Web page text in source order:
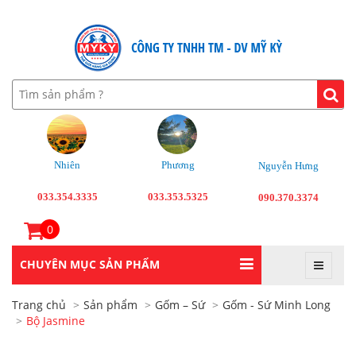
Nhiên
033.354.3335
Phương
033.353.5325
Nguyễn Hưng
090.370.3374
0
CHUYÊN MỤC SẢN PHẨM
Trang chủ Sản phẩm Gốm – Sứ
Gốm - Sứ Minh Long
Bộ Jasmine